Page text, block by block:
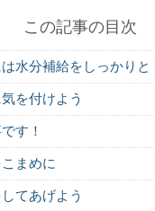
この記事の目次
水分補給をしっかりと
を付けよう
す！
まめに
てあげよう